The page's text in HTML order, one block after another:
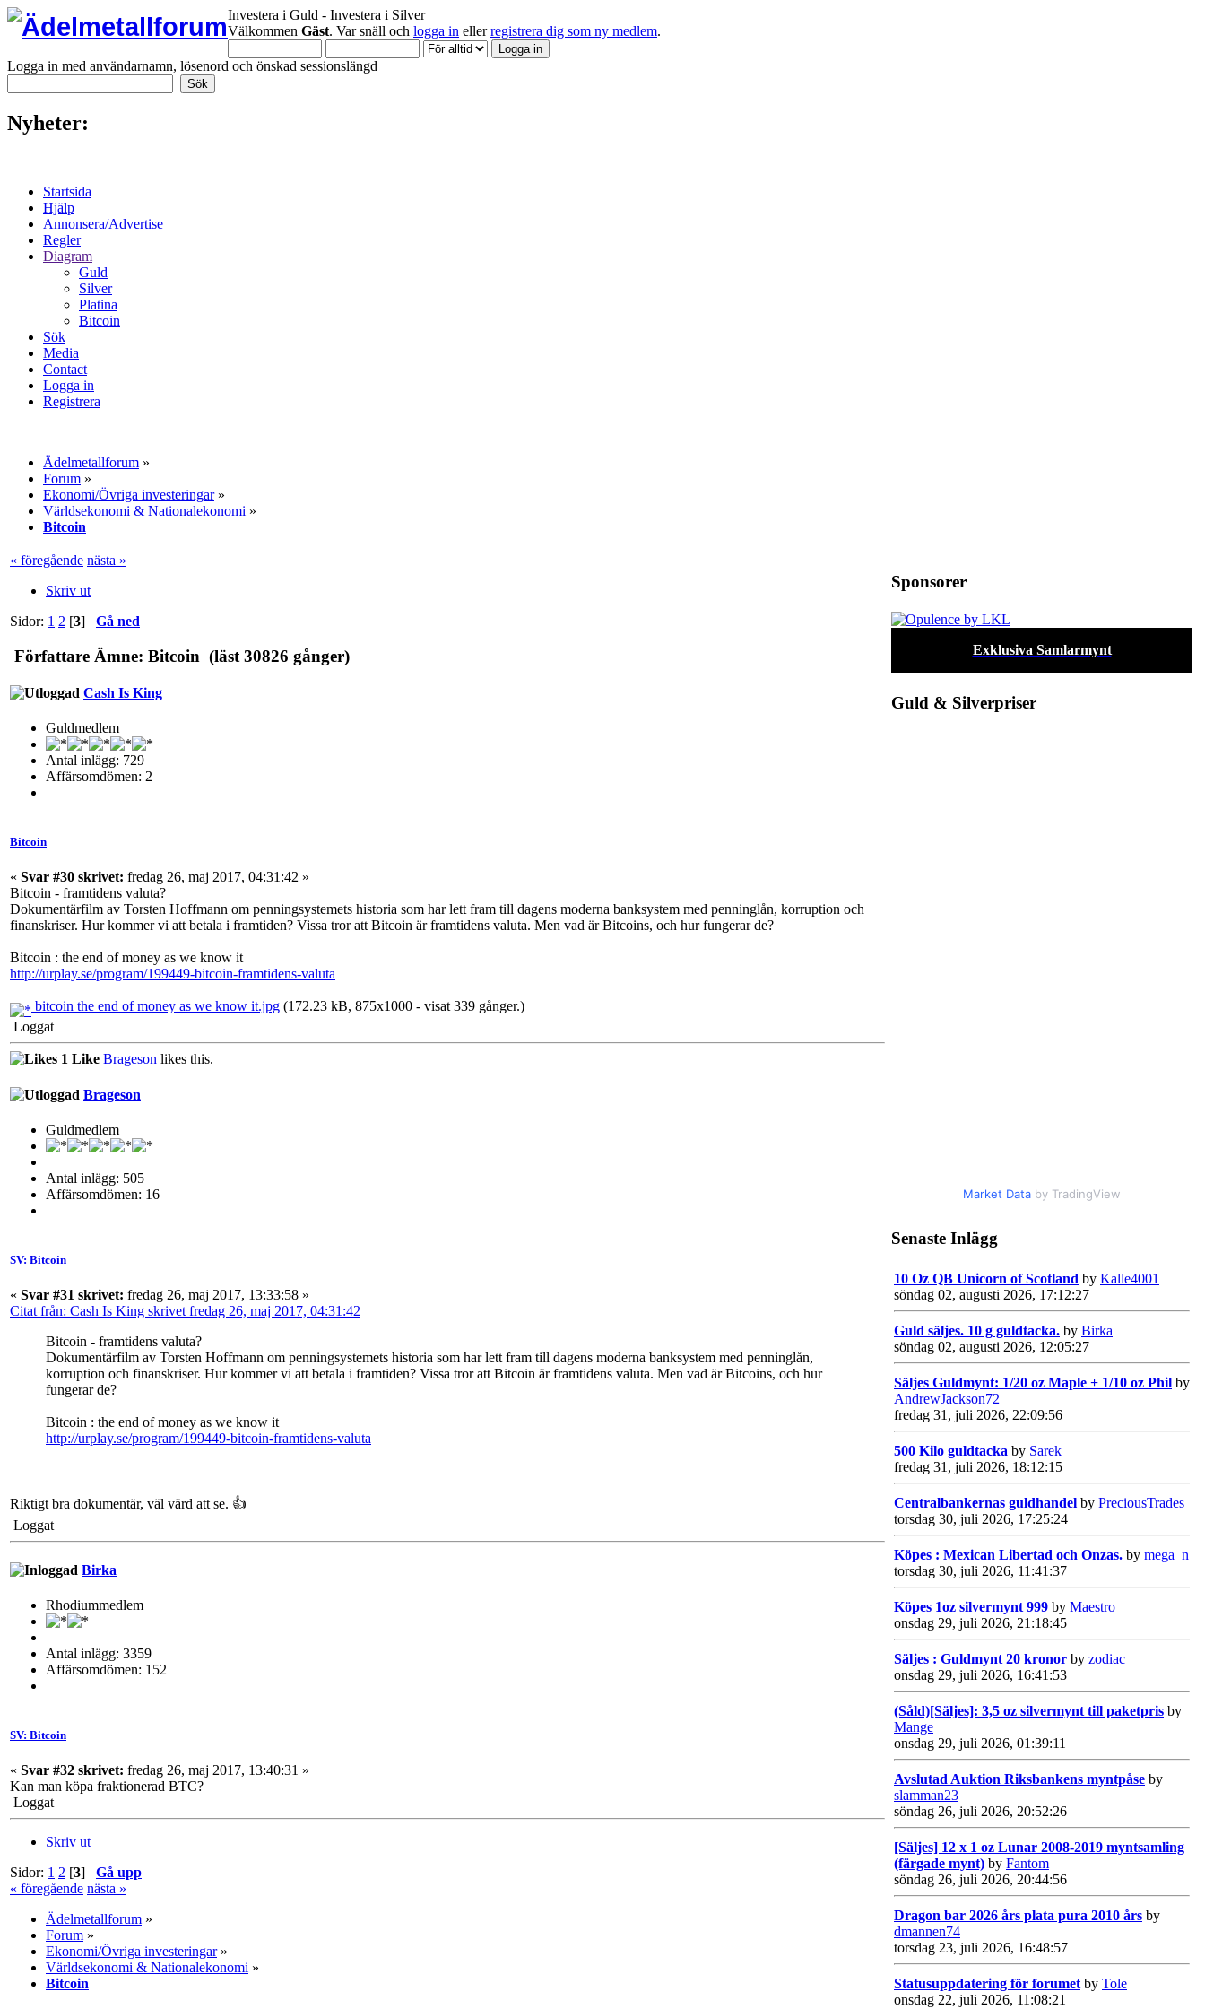
Investera i Guld - Investera i Silver
Välkommen Gäst. Var snäll och logga in ellerregistrera dig som ny medlem.
Logga in med användarnamn, lösenord och önskad sessionslängd
Nyheter:
Startsida
Hjälp
Annonsera/Advertise
Regler
Diagram
Guld
Silver
Platina
Bitcoin
Sök
Media
Contact
Logga in
Registrera
Ädelmetallforum »
Forum »
Ekonomi/Övriga investeringar»
Världsekonomi & Nationalekonomi »
Bitcoin
« föregående nästa »
Skriv ut
Sidor: 1 2 [3] Gå ned
Författare Ämne: Bitcoin (läst 30826 gånger)
Cash Is King
Guldmedlem
Antal inlägg: 729
Affärsomdömen: 2
Bitcoin
« Svar #30 skrivet: fredag 26, maj 2017, 04:31:42 »
Bitcoin - framtidens valuta?
Dokumentärfilm av Torsten Hoffmann om penningsystemets historia som har lett fram till dagens moderna banksystem med penninglån, korruption och
finanskriser. Hur kommer vi att betala i framtiden? Vissa tror att Bitcoin är framtidens valuta. Men vad är Bitcoins, och hur fungerar de?
Bitcoin : the end of money as we know it
http://urplay.se/program/199449-bitcoin-framtidens-valuta
bitcoin the end of money as we know it.jpg (172.23 kB, 875x1000 - visat 339 gånger.)
Loggat
1 Like Brageson likes this.
Brageson
Guldmedlem
Antal inlägg: 505
Affärsomdömen: 16
SV: Bitcoin
« Svar #31 skrivet: fredag 26, maj 2017, 13:33:58 »
Citat från: Cash Is King skrivet fredag 26, maj 2017, 04:31:42
Bitcoin - framtidens valuta?
Dokumentärfilm av Torsten Hoffmann om penningsystemets historia som har lett fram till dagens moderna banksystem med penninglån,
korruption och finanskriser. Hur kommer vi att betala i framtiden? Vissa tror att Bitcoin är framtidens valuta. Men vad är Bitcoins, och hur
fungerar de?
Bitcoin : the end of money as we know it
http://urplay.se/program/199449-bitcoin-framtidens-valuta
Riktigt bra dokumentär, väl värd att se. 👍
Loggat
Birka
Rhodiummedlem
Antal inlägg: 3359
Affärsomdömen: 152
SV: Bitcoin
« Svar #32 skrivet: fredag 26, maj 2017, 13:40:31 »
Kan man köpa fraktionerad BTC?
Loggat
Skriv ut
Sidor: 1 2 [3] Gå upp
« föregående nästa »
Ädelmetallforum »
Forum »
Ekonomi/Övriga investeringar»
Världsekonomi & Nationalekonomi »
Bitcoin
Sponsorer
Exklusiva Samlarmynt
Guld & Silverpriser
Market Data by TradingView
Senaste Inlägg
10 Oz QB Unicorn of Scotland by Kalle4001
söndag 02, augusti 2026, 17:12:27
Guld säljes. 10 g guldtacka. by Birka
söndag 02, augusti 2026, 12:05:27
Säljes Guldmynt: 1/20 oz Maple + 1/10 oz Phil by
AndrewJackson72
fredag 31, juli 2026, 22:09:56
500 Kilo guldtacka by Sarek
fredag 31, juli 2026, 18:12:15
Centralbankernas guldhandel by PreciousTrades
torsdag 30, juli 2026, 17:25:24
Köpes : Mexican Libertad och Onzas. by mega_n
torsdag 30, juli 2026, 11:41:37
Köpes 1oz silvermynt 999 by Maestro
onsdag 29, juli 2026, 21:18:45
Säljes : Guldmynt 20 kronor by zodiac
onsdag 29, juli 2026, 16:41:53
(Såld)[Säljes]: 3,5 oz silvermynt till paketpris by
Mange
onsdag 29, juli 2026, 01:39:11
Avslutad Auktion Riksbankens myntpåse by
slamman23
söndag 26, juli 2026, 20:52:26
[Säljes] 12 x 1 oz Lunar 2008-2019 myntsamling
(färgade mynt) by Fantom
söndag 26, juli 2026, 20:44:56
Dragon bar 2026 års plata pura 2010 års by
dmannen74
torsdag 23, juli 2026, 16:48:57
Statusuppdatering för forumet by Tole
onsdag 22, juli 2026, 11:08:21